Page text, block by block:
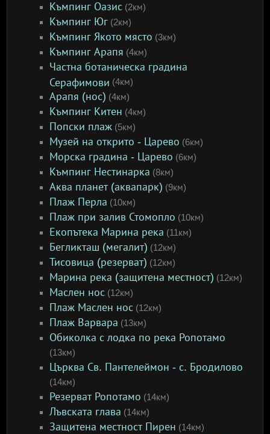
Къмпинг Оазис (2км)
Къмпинг Юг (2км)
Къмпинг Якото място (3км)
Къмпинг Арапя (4км)
Частна ботаническа градина
Серафимови (4км)
Арапя (нос) (4км)
Къмпинг Китен (4км)
Попски плаж (5км)
Музей на открито - Царево (6км)
Морска градина - Царево (6км)
Къмпинг Нестинарка (8км)
Аква планет (аквапарк) (9км)
Плаж Перла (10км)
Плаж при залив Стомопло (10км)
Екопътека Марина река (11км)
Бегликташ (мегалит) (12км)
Тисовица (резерват) (12км)
Марина река (защитена местност) (12км)
Маслен нос (12км)
Плаж Маслен нос (12км)
Плаж Варвара (13км)
Обиколка с лодка по река Ропотамо
(13км)
Църква Св. Пантелеймон - с. Бродилово
(14км)
Резерват Ропотамо (14км)
Лъвската глава (14км)
Защитена местност Пирен (14км)